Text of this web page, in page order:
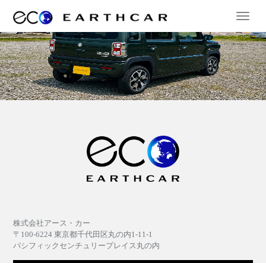
株式会社アース・カー
〒100-6224 東京都千代田区丸の内1-11-1
パシフィックセンチュリープレイス丸の内